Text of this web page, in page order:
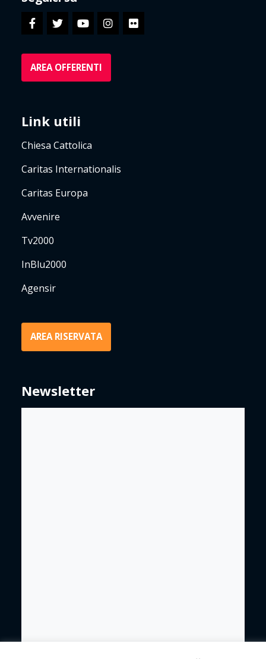
AREA OFFERENTI
Link utili
Chiesa Cattolica
Caritas Internationalis
Caritas Europa
Avvenire
Tv2000
InBlu2000
Agensir
AREA RISERVATA
Newsletter